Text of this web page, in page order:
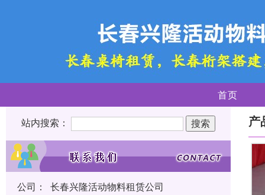
首页
站内搜索：
公司：
长春兴隆活动物料租赁公司
产